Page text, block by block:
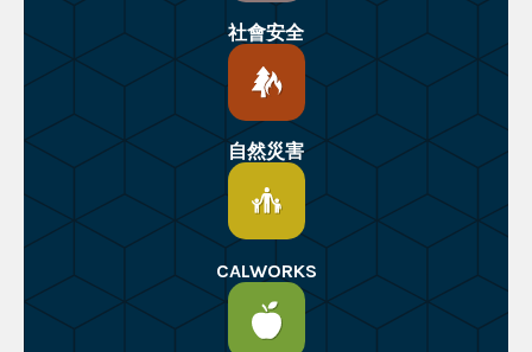
社會安全
自然災害
CALWORKS